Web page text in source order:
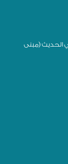
الحديث (مبنى